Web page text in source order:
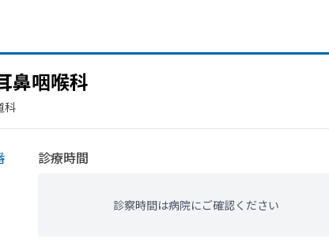
鼻咽喉科
科
診療時間
診察時間は病院にご確認ください